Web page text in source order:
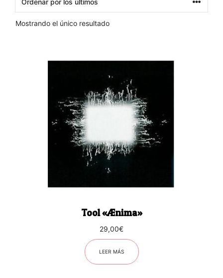
Mostrando el único resultado
Tool «Ænima»
29,00€
LEER MÁS